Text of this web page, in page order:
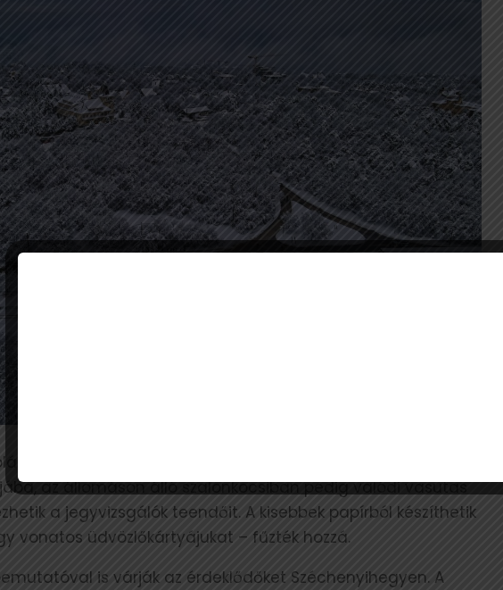
hangosbemondóként is bizonyíthatnak, betekinthetnek
az állomáson álló szalonkocsiban pedig valódi vasutas
a jegyvizsgálók teendőit. A kisebbek papírból készíthetik
vonatos üdvözlőkártyájukat – fűzték hozzá.
is várják az érdeklődőket Széchenyihegyen. A